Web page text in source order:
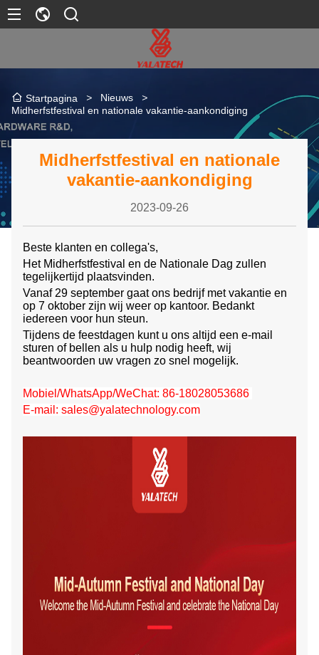
Startpagina > Nieuws
>
Midherfstfestival en nationale vakantie-aankondiging
Midherfstfestival en nationale
vakantie-aankondiging
2023-09-26
Beste klanten en collega's,
Het Midherfstfestival en de Nationale Dag zullen
tegelijkertijd plaatsvinden.
Vanaf 29 september gaat ons bedrijf met vakantie en
op 7 oktober zijn wij weer op kantoor. Bedankt
iedereen voor hun steun.
Tijdens de feestdagen kunt u ons altijd een e-mail
sturen of bellen als u hulp nodig heeft, wij
beantwoorden uw vragen zo snel mogelijk.
Mobiel/WhatsApp/WeChat: 86-18028053686
E-mail: sales@yalatechnology.com